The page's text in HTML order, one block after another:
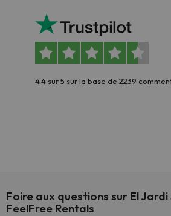
4.4 sur 5 sur la base de 2239
Foire aux questions sur El
FeelFree Rentals